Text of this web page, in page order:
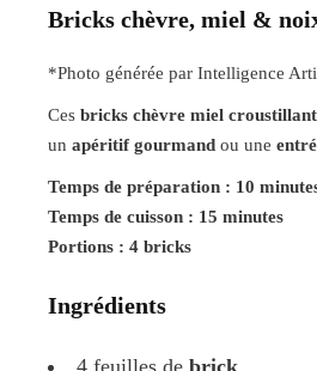
Bricks chèvre, miel &
*Photo générée par Intelligence
Cesbricks chèvre miel
unapéritif gourmand ou une
Temps de préparation : 10
Temps de cuisson : 15 minutes
Portions : 4 bricks
Ingrédients
4 feuilles de brick